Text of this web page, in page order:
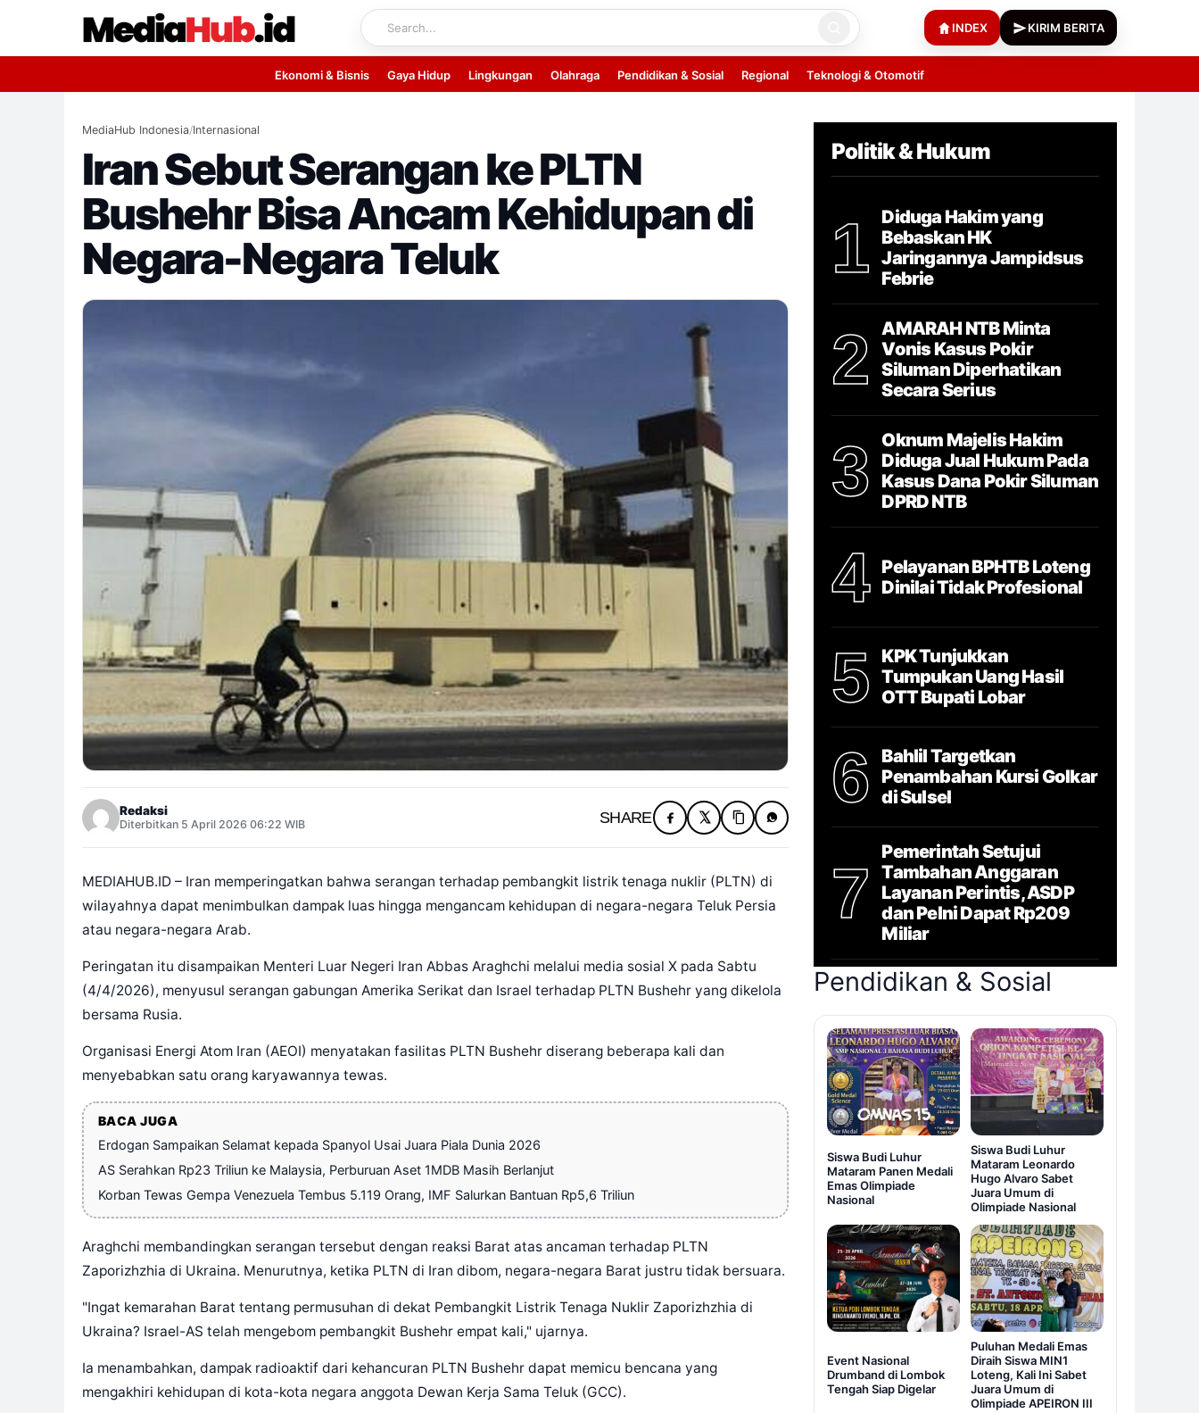
content
INDEX KIRIM BERITA
Ekonomi & Bisnis Gaya Hidup Lingkungan Olahraga Pendidikan & Sosial Regional Teknologi & Otomotif
MediaHub Indonesia/Internasional
Iran Sebut Serangan ke PLTN
Bushehr Bisa Ancam Kehidupan di
Negara-Negara Teluk
Redaksi
Diterbitkan 5 April 2026 06:22 WIB SHARE
MEDIAHUB.ID – Iran memperingatkan bahwa serangan terhadap pembangkit listrik tenaga nuklir (PLTN) di
wilayahnya dapat menimbulkan dampak luas hingga mengancam kehidupan di negara-negara Teluk Persia
atau negara-negara Arab.
Peringatan itu disampaikan Menteri Luar Negeri Iran Abbas Araghchi melalui media sosial X pada Sabtu
(4/4/2026), menyusul serangan gabungan Amerika Serikat dan Israel terhadap PLTN Bushehr yang dikelola
bersama Rusia.
Organisasi Energi Atom Iran (AEOI) menyatakan fasilitas PLTN Bushehr diserang beberapa kali dan
menyebabkan satu orang karyawannya tewas.
BACA JUGA
Erdogan Sampaikan Selamat kepada Spanyol Usai Juara Piala Dunia 2026
AS Serahkan Rp23 Triliun ke Malaysia, Perburuan Aset 1MDB Masih Berlanjut
Korban Tewas Gempa Venezuela Tembus 5.119 Orang, IMF Salurkan Bantuan Rp5,6 Triliun
Araghchi membandingkan serangan tersebut dengan reaksi Barat atas ancaman terhadap PLTN
Zaporizhzhia di Ukraina. Menurutnya, ketika PLTN di Iran dibom, negara-negara Barat justru tidak bersuara.
"Ingat kemarahan Barat tentang permusuhan di dekat Pembangkit Listrik Tenaga Nuklir Zaporizhzhia di
Ukraina? Israel-AS telah mengebom pembangkit Bushehr empat kali," ujarnya.
Ia menambahkan, dampak radioaktif dari kehancuran PLTN Bushehr dapat memicu bencana yang
mengakhiri kehidupan di kota-kota negara anggota Dewan Kerja Sama Teluk (GCC).
Politik & Hukum
1
Diduga Hakim yang
Bebaskan HK
Jaringannya Jampidsus
Febrie
2
AMARAH NTB Minta
Vonis Kasus Pokir
Siluman Diperhatikan
Secara Serius
3
Oknum Majelis Hakim
Diduga Jual Hukum Pada
Kasus Dana Pokir Siluman
DPRD NTB
4
Pelayanan BPHTB Loteng
Dinilai Tidak Profesional
5
KPK Tunjukkan
Tumpukan Uang Hasil
OTT Bupati Lobar
6
Bahlil Targetkan
Penambahan Kursi Golkar
di Sulsel
7
Pemerintah Setujui
Tambahan Anggaran
Layanan Perintis, ASDP
dan Pelni Dapat Rp209
Miliar
Pendidikan & Sosial
Siswa Budi Luhur
Mataram Panen Medali
Emas Olimpiade
Nasional
Siswa Budi Luhur
Mataram Leonardo
Hugo Alvaro Sabet
Juara Umum di
Olimpiade Nasional
Event Nasional
Drumband di Lombok
Tengah Siap Digelar
Puluhan Medali Emas
Diraih Siswa MIN1
Loteng, Kali Ini Sabet
Juara Umum di
Olimpiade APEIRON III